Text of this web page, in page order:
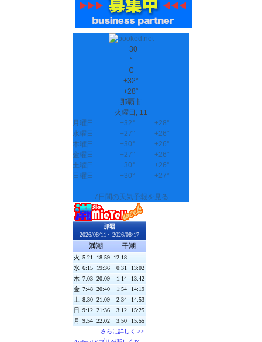
+30
°
C
+32°
+28°
那覇市
火曜日, 11
月曜日
+32° +28°
水曜日
+27° +26°
木曜日
+30° +26°
金曜日
+27° +26°
土曜日
+30° +26°
日曜日
+30° +27°
7日間の天気予報を見る